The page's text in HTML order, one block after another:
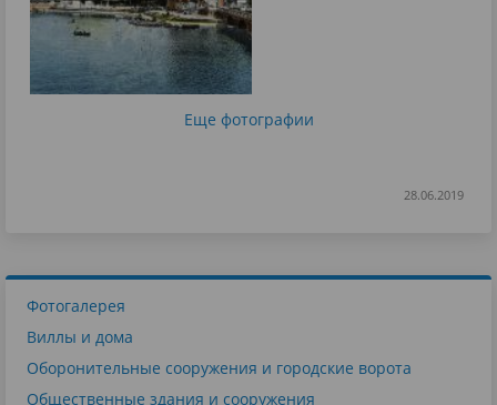
Еще фотографии
28.06.2019
Фотогалерея
Виллы и дома
Оборонительные сооружения и городские ворота
Общественные здания и сооружения